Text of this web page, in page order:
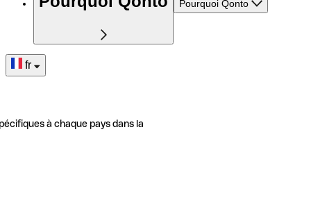
Pourquoi Qonto
fr
à chaque pays dans la